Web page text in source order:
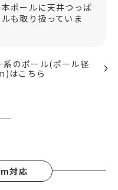
ポールに天井つっぱ
も取り扱っていま
系のポール(ポール径
はこちら
対応